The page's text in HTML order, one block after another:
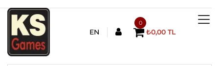
EN
0
₺0,00 TL